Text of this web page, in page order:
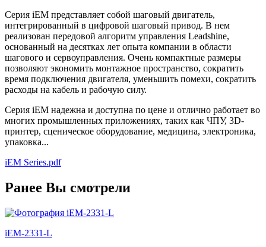
Серия iEM представляет собой шаговый двигатель,
интегрированный в цифровой шаговый привод. В нем
реализован передовой алгоритм управления Leadshine,
основанный на десятках лет опыта компании в области
шагового и сервоуправления. Очень компактные размеры
позволяют экономить монтажное пространство, сократить
время подключения двигателя, уменьшить помехи, сократить
расходы на кабель и рабочую силу.
Серия iEM надежна и доступна по цене и отлично работает во
многих промышленных приложениях, таких как ЧПУ, 3D-
принтер, сценическое оборудование, медицина, электроника,
упаковка...
iEM Series.pdf
Ранее Вы смотрели
iEM-2331-L